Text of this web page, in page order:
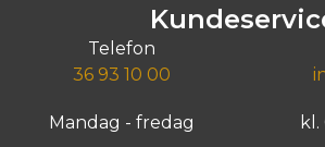
Telefon
36 93 10 00
Mandag - fredag kl.